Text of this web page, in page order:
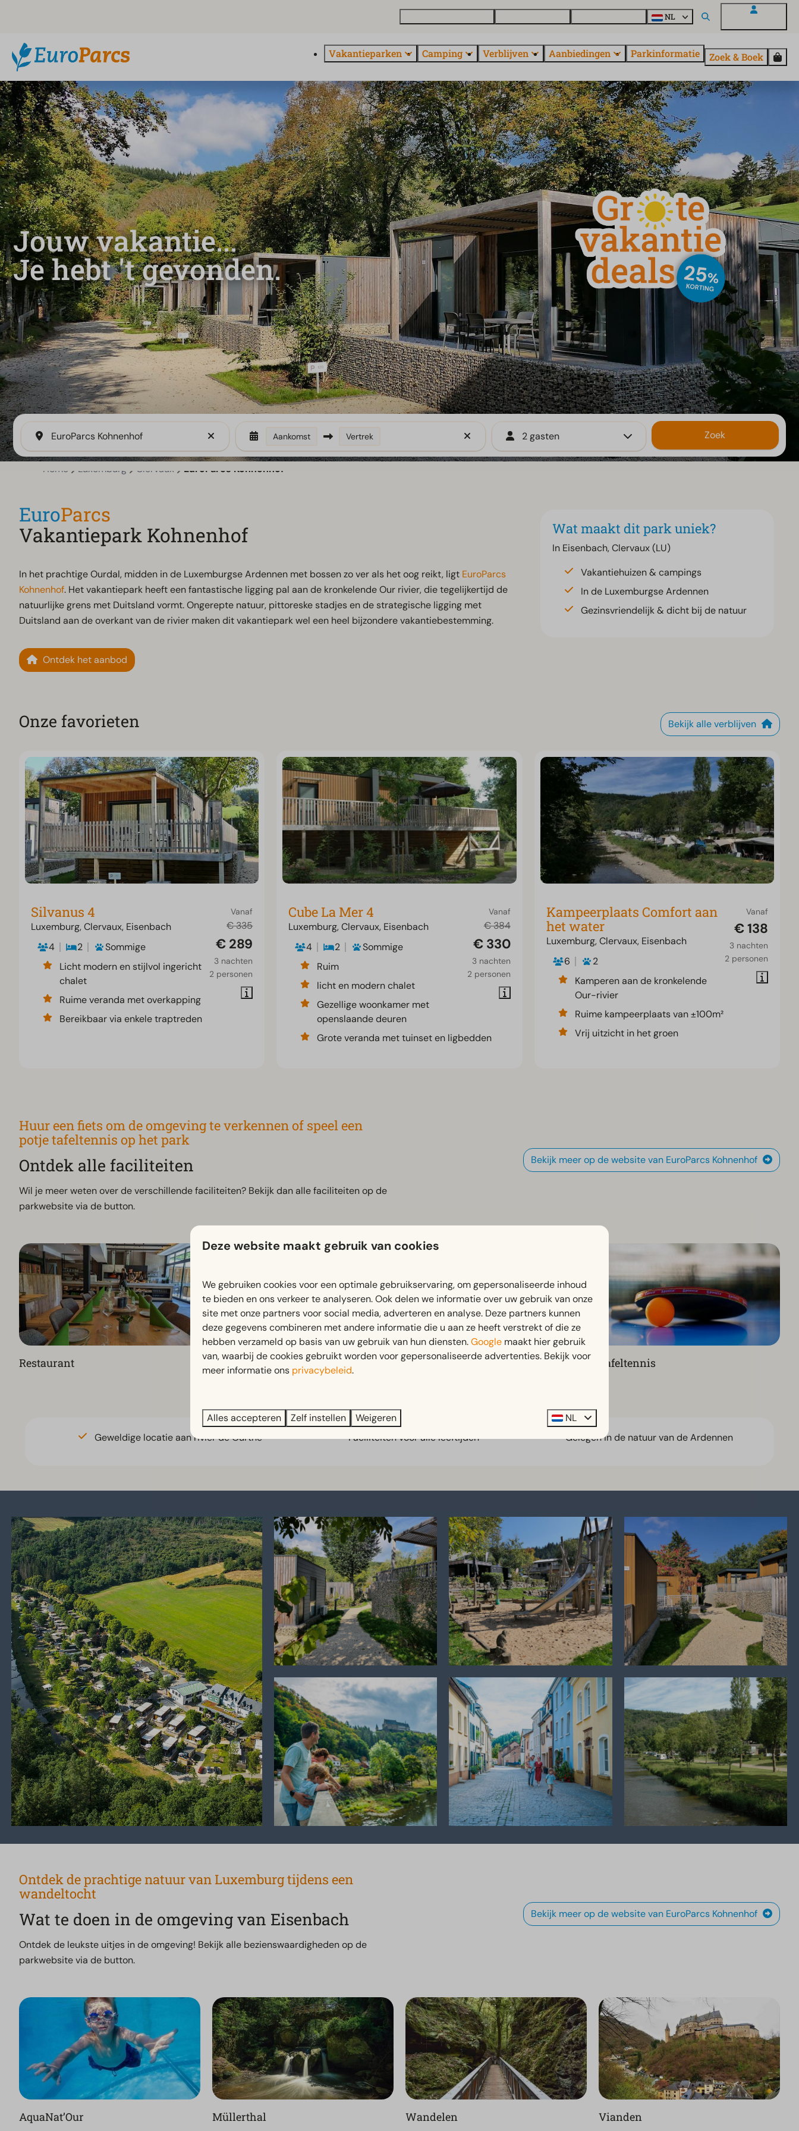
NL
Vakantieparken Camping Verblijven Aanbiedingen Parkinformatie Zoek & Boek
Jouw vakantie...
Je hebt 't gevonden.
EuroParcs Kohnenhof Aankomst Vertrek 2 gasten Zoek
Home Luxemburg Clervaux EuroParcs Kohnenhof
EuroParcs
Vakantiepark Kohnenhof
In het prachtige Ourdal, midden in de Luxemburgse Ardennen met bossen zo ver als het oog reikt, ligt EuroParcs
Kohnenhof. Het vakantiepark heeft een fantastische ligging pal aan de kronkelende Our rivier, die tegelijkertijd de
natuurlijke grens met Duitsland vormt. Ongerepte natuur, pittoreske stadjes en de strategische ligging met
Duitsland aan de overkant van de rivier maken dit vakantiepark wel een heel bijzondere vakantiebestemming.
Ontdek het aanbod
Wat maakt dit park uniek?
In Eisenbach, Clervaux (LU)
Vakantiehuizen & campings
In de Luxemburgse Ardennen
Gezinsvriendelijk & dicht bij de natuur
Onze favorieten Bekijk alle verblijven
Vanaf
€ 335
€ 289
3 nachten
2 personen
Silvanus 4
Luxemburg, Clervaux, Eisenbach
4
2
Sommige
Licht modern en stijlvol ingericht
chalet
Ruime veranda met overkapping
Bereikbaar via enkele traptreden
Vanaf
€ 384
€ 330
3 nachten
2 personen
Cube La Mer 4
Luxemburg, Clervaux, Eisenbach
4
2
Sommige
Ruim
licht en modern chalet
Gezellige woonkamer met
openslaande deuren
Grote veranda met tuinset en ligbedden
Vanaf
€ 138
3 nachten
2 personen
Kampeerplaats Comfort aan
het water
Luxemburg, Clervaux, Eisenbach
6
2
Kamperen aan de kronkelende
Our-rivier
Ruime kampeerplaats van ±100m²
Vrij uitzicht in het groen
Huur een fiets om de omgeving te verkennen of speel een
potje tafeltennis op het park
Ontdek alle faciliteiten
Wil je meer weten over de verschillende faciliteiten? Bekijk dan alle faciliteiten op de
parkwebsite via de button.
Bekijk meer op de website van EuroParcs Kohnenhof
Restaurant Speeltuin Multiplay Tafeltennis
Geweldige locatie aan rivier de Ourthe Faciliteiten voor alle leeftijden Gelegen in de natuur van de Ardennen
Ontdek de prachtige natuur van Luxemburg tijdens een
wandeltocht
Wat te doen in de omgeving van Eisenbach
Ontdek de leukste uitjes in de omgeving! Bekijk alle bezienswaardigheden op de
parkwebsite via de button.
Bekijk meer op de website van EuroParcs Kohnenhof
AquaNat’Our Müllerthal Wandelen Vianden
Deze website maakt gebruik van cookies
We gebruiken cookies voor een optimale gebruikservaring, om gepersonaliseerde inhoud
te bieden en ons verkeer te analyseren. Ook delen we informatie over uw gebruik van onze
site met onze partners voor social media, adverteren en analyse. Deze partners kunnen
deze gegevens combineren met andere informatie die u aan ze heeft verstrekt of die ze
hebben verzameld op basis van uw gebruik van hun diensten.Google maakt hier gebruik
van, waarbij de cookies gebruikt worden voor gepersonaliseerde advertenties. Bekijk voor
meer informatie ons privacybeleid.
Alles accepteren Zelf instellen Weigeren NL